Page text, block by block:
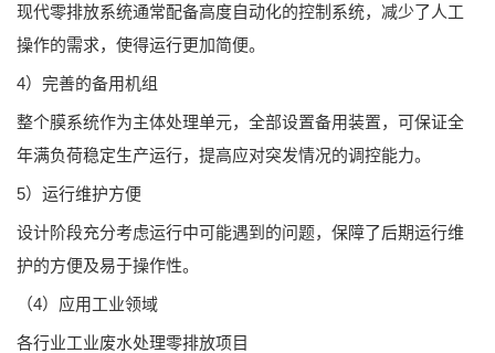
现代零排放系统通常配备高度自动化的控制系统，减少了人工
操作的需求，使得运行更加简便‌。
4）完善的备用机组
整个膜系统作为主体处理单元，全部设置备用装置，可保证全
年满负荷稳定生产运行，提高应对突发情况的调控能力。
5）运行维护方便
设计阶段充分考虑运行中可能遇到的问题，保障了后期运行维
护的方便及易于操作性。
（4）应用工业领域
各行业工业废水处理零排放项目